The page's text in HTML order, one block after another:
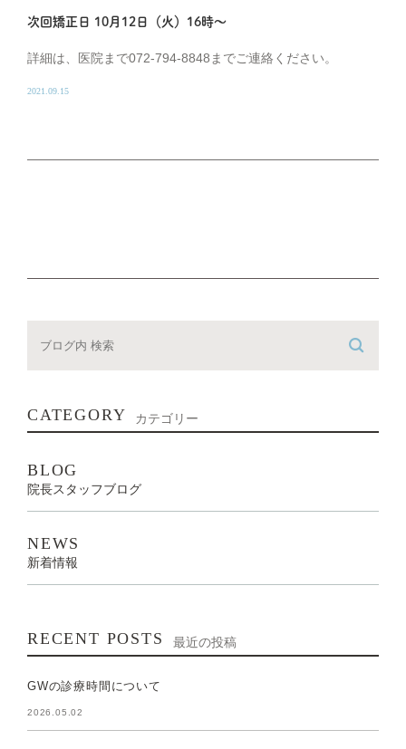
次回矯正日 10月12日（火）16時〜
詳細は、医院まで072-794-8848までご連絡ください。
2021.09.15
CATEGORY カテゴリー
BLOG
院長スタッフブログ
NEWS
新着情報
RECENT POSTS 最近の投稿
GWの診療時間について
2026.05.02